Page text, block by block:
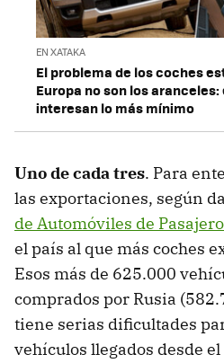
EN XATAKA
El problema de los coches
Europa no son los aranceles:
interesan lo más mínimo
Uno de cada tres. Para
las exportaciones, según
de Automóviles de
el país al que más coches
Esos más de 625.000
comprados por Rusia
tiene serias dificultades
vehículos llegados desde